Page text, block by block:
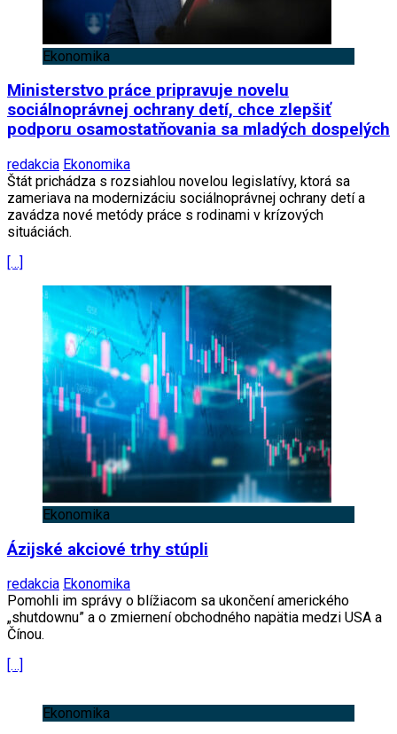
Ekonomika
Ministerstvo práce pripravuje novelu
sociálnoprávnej ochrany detí, chce zlepšiť
podporu osamostatňovania sa mladých dospelých
redakcia Ekonomika
Štát prichádza s rozsiahlou novelou legislatívy, ktorá sa
zameriava na modernizáciu sociálnoprávnej ochrany detí a
zavádza nové metódy práce s rodinami v krízových
situáciách.
[…]
Ekonomika
Ázijské akciové trhy stúpli
redakcia Ekonomika
Pomohli im správy o blížiacom sa ukončení amerického
„shutdownu” a o zmiernení obchodného napätia medzi USA a
Čínou.
[…]
Ekonomika